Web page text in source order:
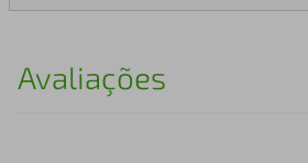
Avaliações